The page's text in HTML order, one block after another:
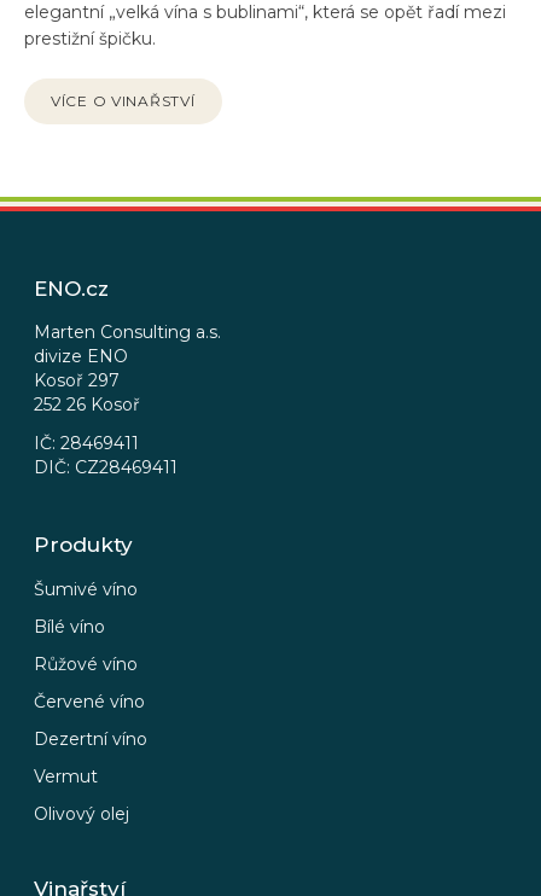
elegantní „velká vína s bublinami“, která se opět řadí mezi
prestižní špičku.
VÍCE O VINAŘSTVÍ
Z
ENO.cz
Marten Consulting a.s.
divize ENO
Kosoř 297
252 26 Kosoř
IČ: 28469411
DIČ: CZ28469411
Produkty
Šumivé víno
Bílé víno
Růžové víno
Červené víno
Dezertní víno
Vermut
Olivový olej
Vinařství